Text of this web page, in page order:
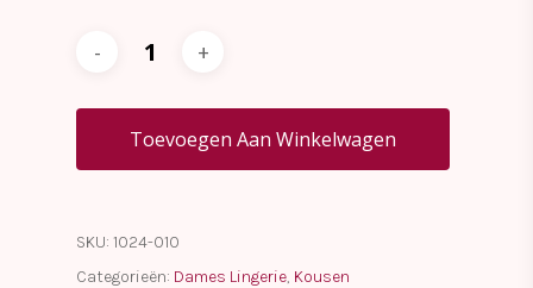
Toevoegen Aan Winkelwagen
SKU: 1024-010
Categorieën: Dames Lingerie, Kousen